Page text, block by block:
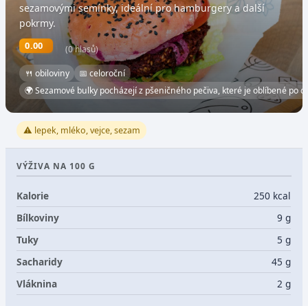
sezamovými semínky, ideální pro hamburgery a další
pokrmy.
0.00 (0 hlasů)
🍴 obiloviny
📅 celoroční
🌍 Sezamové bulky pocházejí z pšeničného pečiva, které je oblíbené po
⚠️ lepek, mléko, vejce, sezam
VÝŽIVA NA 100 G
Kalorie
250 kcal
Bílkoviny
9 g
Tuky
5 g
Sacharidy
45 g
Vláknina
2 g